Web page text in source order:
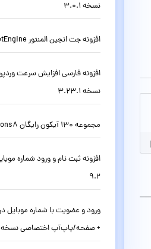
نسخه 3.0.1
افزونه جت انجین المنتور JetEngine نسخه 3.8.13.2
نسخه 3.23.1
مجموعه 130 آیکون رایگان Icons8 به صورت SVG
9.2
+ صفحه/پاپ‌آپ اختصاصی نسخه 0.9.2.4